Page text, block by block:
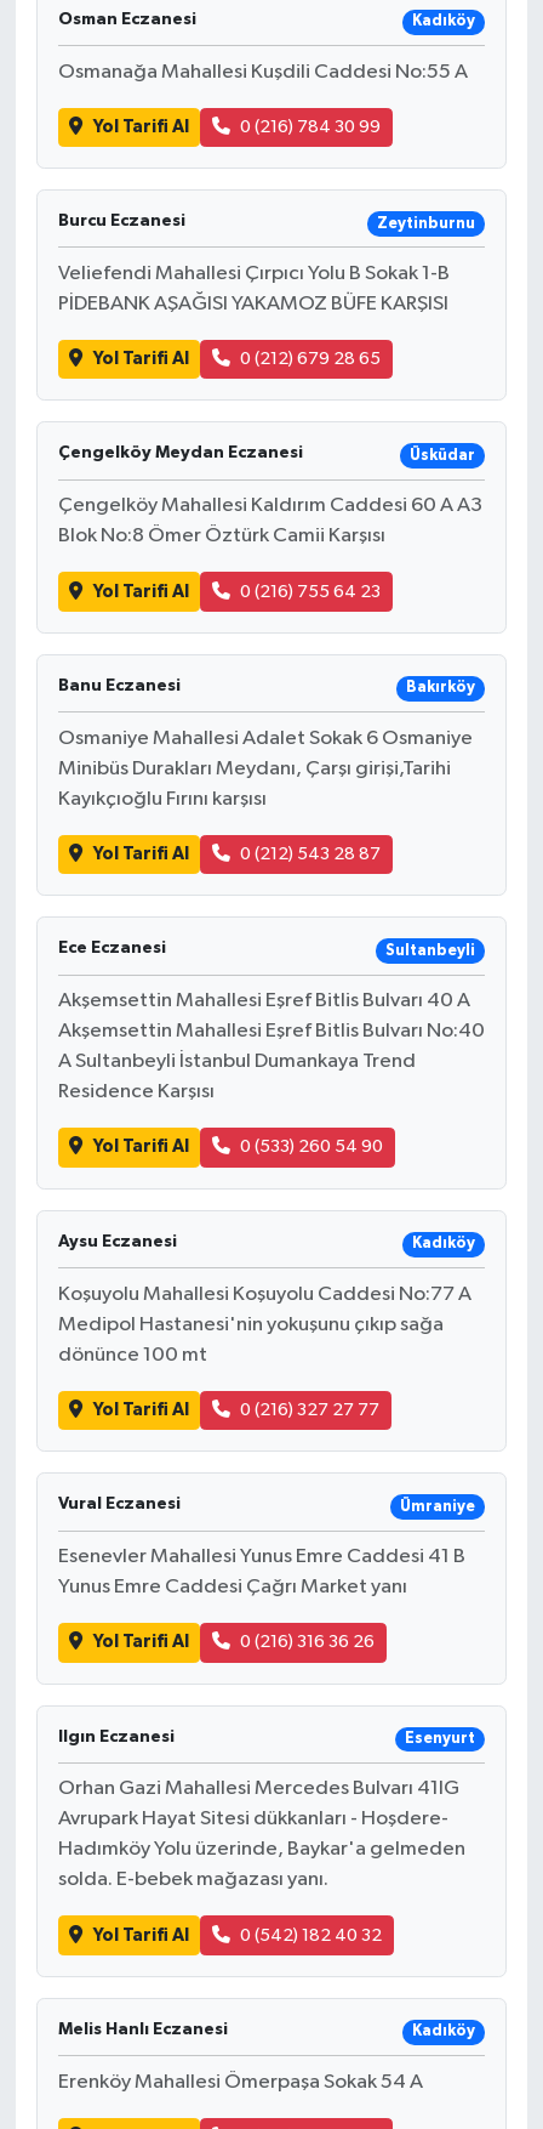
Osman Eczanesi Kadıköy
Osmanağa Mahallesi Kuşdili Caddesi No:55 A
Yol Tarifi Al 0 (216) 784 30 99
Burcu Eczanesi Zeytinburnu
Veliefendi Mahallesi Çırpıcı Yolu B Sokak 1-B
PİDEBANK AŞAĞISI YAKAMOZ BÜFE KARŞISI
Yol Tarifi Al 0 (212) 679 28 65
Çengelköy Meydan Eczanesi Üsküdar
Çengelköy Mahallesi Kaldırım Caddesi 60 A A3
Blok No:8 Ömer Öztürk Camii Karşısı
Yol Tarifi Al 0 (216) 755 64 23
Banu Eczanesi Bakırköy
Osmaniye Mahallesi Adalet Sokak 6 Osmaniye
Minibüs Durakları Meydanı, Çarşı girişi,Tarihi
Kayıkçıoğlu Fırını karşısı
Yol Tarifi Al 0 (212) 543 28 87
Ece Eczanesi Sultanbeyli
Akşemsettin Mahallesi Eşref Bitlis Bulvarı 40 A
Akşemsettin Mahallesi Eşref Bitlis Bulvarı No:40
A Sultanbeyli İstanbul Dumankaya Trend
Residence Karşısı
Yol Tarifi Al 0 (533) 260 54 90
Aysu Eczanesi Kadıköy
Koşuyolu Mahallesi Koşuyolu Caddesi No:77 A
Medipol Hastanesi'nin yokuşunu çıkıp sağa
dönünce 100 mt
Yol Tarifi Al 0 (216) 327 27 77
Vural Eczanesi Ümraniye
Esenevler Mahallesi Yunus Emre Caddesi 41 B
Yunus Emre Caddesi Çağrı Market yanı
Yol Tarifi Al 0 (216) 316 36 26
Ilgın Eczanesi Esenyurt
Orhan Gazi Mahallesi Mercedes Bulvarı 41IG
Avrupark Hayat Sitesi dükkanları - Hoşdere-
Hadımköy Yolu üzerinde, Baykar'a gelmeden
solda. E-bebek mağazası yanı.
Yol Tarifi Al 0 (542) 182 40 32
Melis Hanlı Eczanesi Kadıköy
Erenköy Mahallesi Ömerpaşa Sokak 54 A